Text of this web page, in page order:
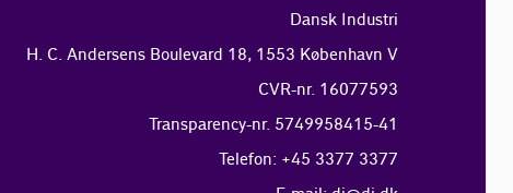
Dansk Industri
H. C. Andersens Boulevard 18, 1553 København V
CVR-nr. 16077593
Transparency-nr. 5749958415-41
Telefon: +45 3377 3377